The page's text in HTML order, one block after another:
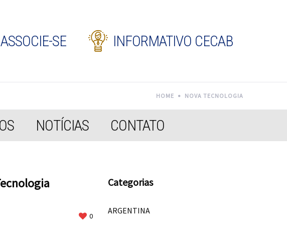
ASSOCIE-SE INFORMATIVO CECAB
HOME NOVA TECNOLOGIA
NOTÍCIAS CONTATO
0
Categorias
ARGENTINA